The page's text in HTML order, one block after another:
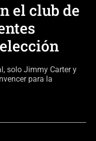
el club de
solo Jimmy Carter y
para la